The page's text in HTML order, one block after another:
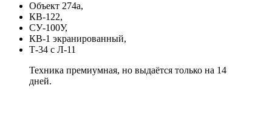
Объект 274а,
КВ-122,
СУ-100У,
КВ-1 экранированный,
Т-34 с Л-11
Техника премиумная, но выдаётся только на 14
дней.